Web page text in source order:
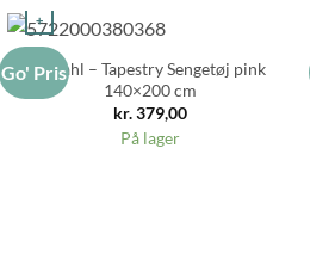
Go' Pris
+
Södahl – Tapestry Sengetøj pink
140×200 cm
kr.379,00
På lager